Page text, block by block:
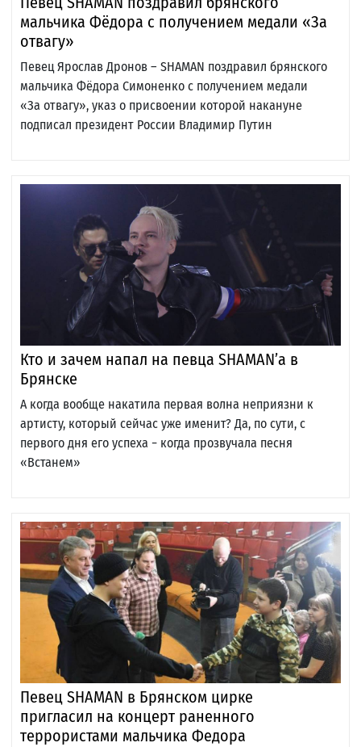
мальчика Фёдора с получением медали «За
отвагу»
Певец Ярослав Дронов – SHAMAN поздравил брянского
мальчика Фёдора Симоненко с получением медали
«За отвагу», указ о присвоении которой накануне
подписал президент России Владимир Путин
Кто и зачем напал на певца SHAMAN’a в
Брянске
А когда вообще накатила первая волна неприязни к
артисту, который сейчас уже именит? Да, по сути, с
первого дня его успеха − когда прозвучала песня
«Встанем»
Певец SHAMAN в Брянском цирке
пригласил на концерт раненного
террористами мальчика Федора